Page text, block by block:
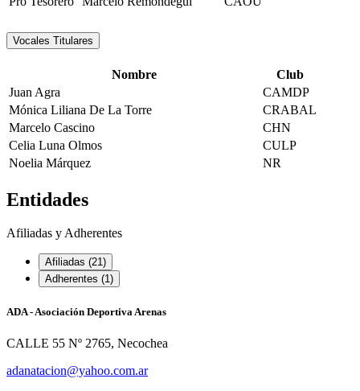
Vocales Titulares
Nombre
Club
Juan Agra
CAMDP
Mónica Liliana De La Torre
CRABAL
Marcelo Cascino
CHN
Celia Luna Olmos
CULP
Noelia Márquez
NR
Entidades
Afiliadas y Adherentes
Afiliadas (21)
Adherentes (1)
ADA - Asociación Deportiva Arenas
CALLE 55 Nº 2765, Necochea
adanatacion@yahoo.com.ar